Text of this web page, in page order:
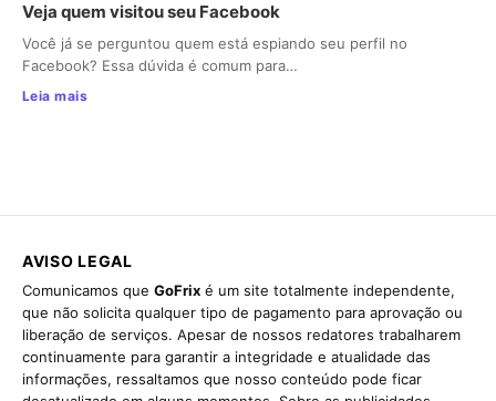
Veja quem visitou seu Facebook
Você já se perguntou quem está espiando seu perfil no
Facebook? Essa dúvida é comum para…
Leia mais
AVISO LEGAL
Comunicamos que GoFrix é um site totalmente independente,
que não solicita qualquer tipo de pagamento para aprovação ou
liberação de serviços. Apesar de nossos redatores trabalharem
continuamente para garantir a integridade e atualidade das
informações, ressaltamos que nosso conteúdo pode ficar